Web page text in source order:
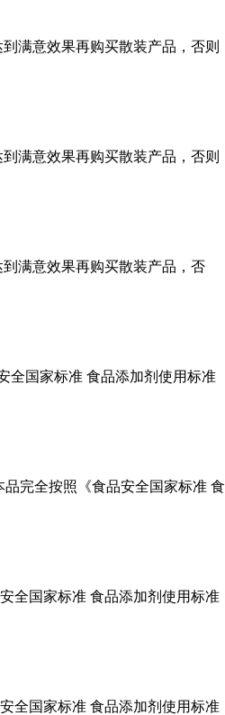
满意效果再购买散装产品，否则
满意效果再购买散装产品，否则
满意效果再购买散装产品，否
全国家标准 食品添加剂使用标准
完全按照《食品安全国家标准 食
全国家标准 食品添加剂使用标准
全国家标准 食品添加剂使用标准